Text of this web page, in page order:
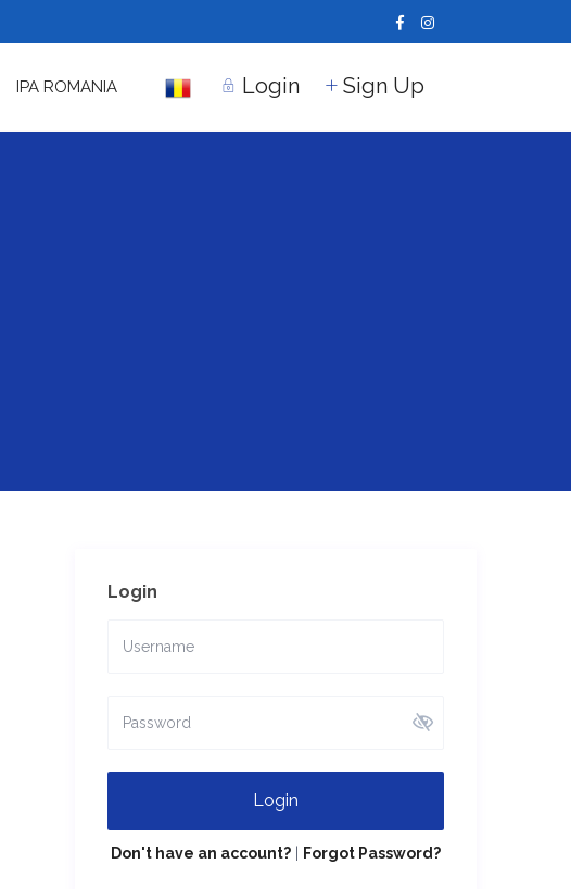
Login Sign Up
IPA ROMANIA
Login
Login
Don't have an account? Forgot Password?